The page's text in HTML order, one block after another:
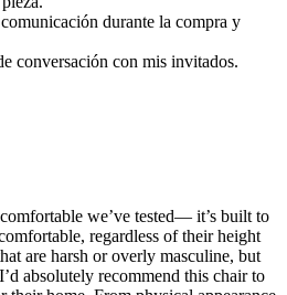
durante la compra y
conversación con mis invitados.
we’ve tested— it’s built to
regardless of their height
are harsh or overly masculine, but
absolutely recommend this chair to